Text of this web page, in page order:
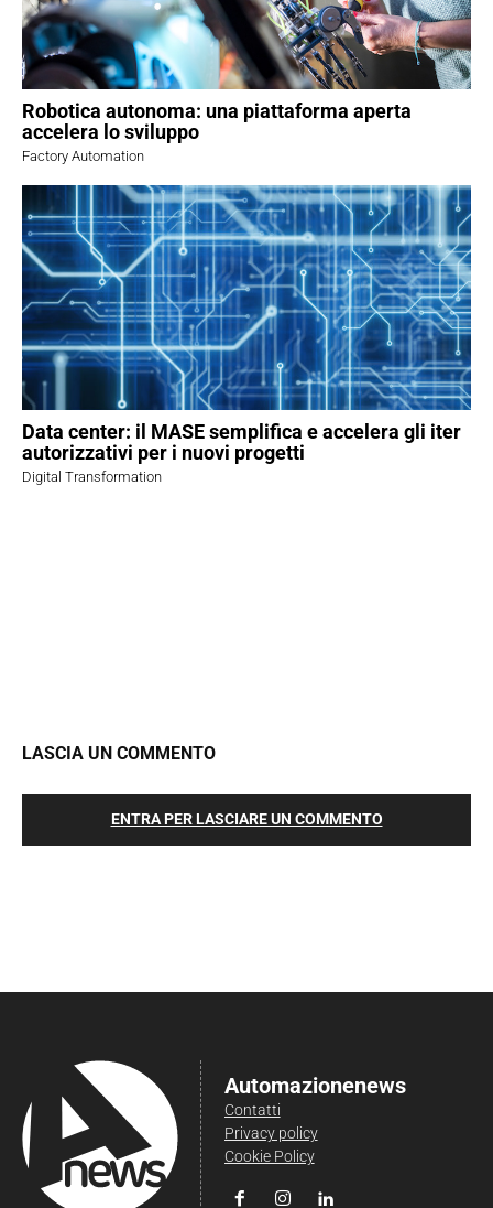
Robotica autonoma: una piattaforma aperta
accelera lo sviluppo
Factory Automation
Data center: il MASE semplifica e accelera gli iter
autorizzativi per i nuovi progetti
Digital Transformation
LASCIA UN COMMENTO
ENTRA PER LASCIARE UN COMMENTO
Automazionenews
Contatti
Privacy policy
Cookie Policy